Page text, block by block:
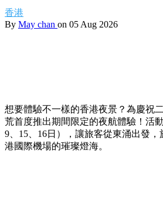
香港
By May chan on 05 Aug 2026
想要體驗不一樣的香港夜景？為慶祝
荒首度推出期間限定的夜航體驗！活
9、15、16日），讓旅客從東涌出發
港國際機場的璀璨燈海。